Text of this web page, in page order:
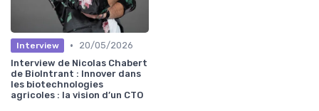
Interview •
20/05/2026
Interview de Nicolas Chabert
de BioIntrant : Innover dans
les biotechnologies
agricoles : la vision d’un CTO